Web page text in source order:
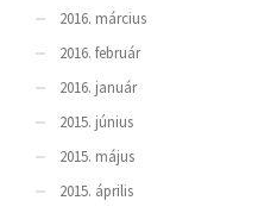
2016. március
2016. február
2016. január
2015. június
2015. május
2015. április